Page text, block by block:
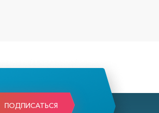
ПОДПИСАТЬСЯ